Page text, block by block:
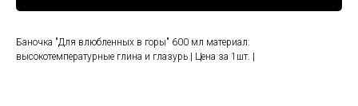
Баночка "Для влюбленных в горы" 600 мл материал:
высокотемпературные глина и глазурь | Цена за 1шт. |